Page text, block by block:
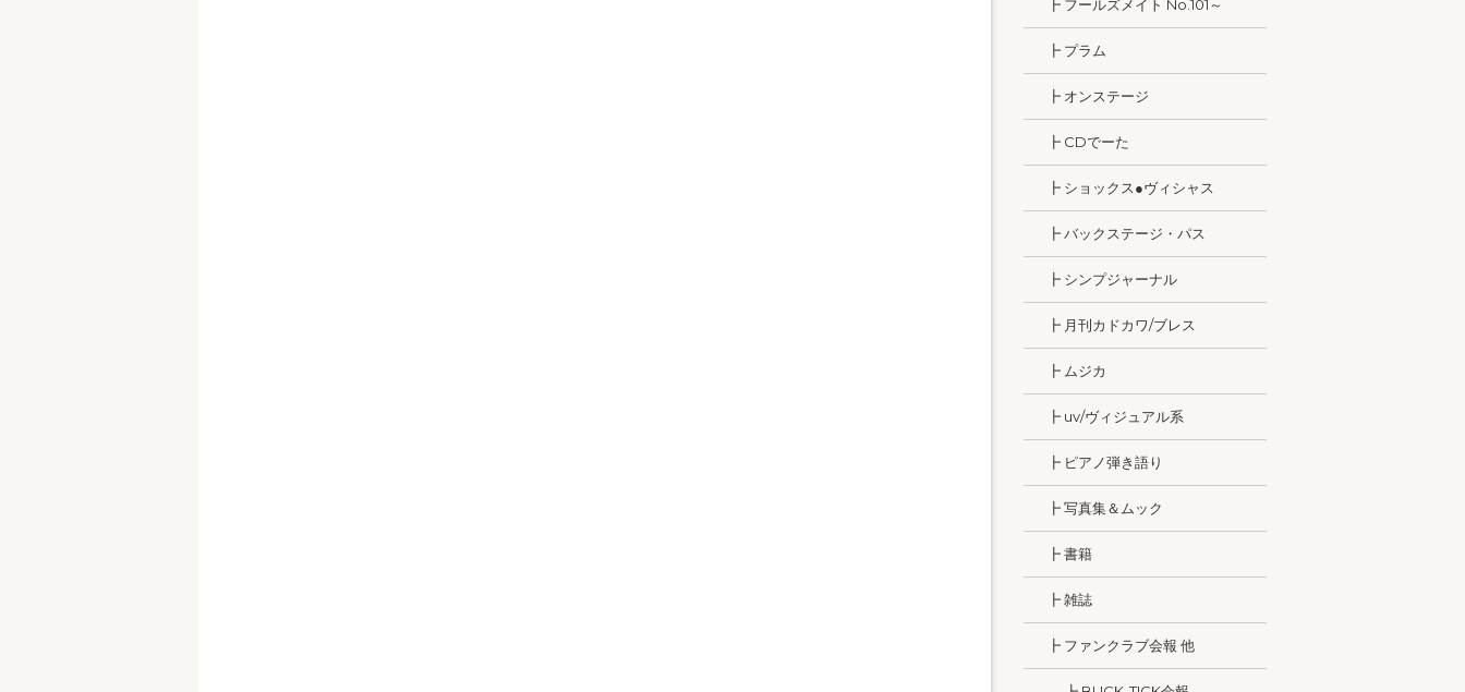
┣ フールズメイト No.101～
┣ プラム
┣ オンステージ
┣ CDでーた
┣ ショックス●ヴィシャス
┣ バックステージ・パス
┣ シンプジャーナル
┣ 月刊カドカワ/ブレス
┣ ムジカ
┣ uv/ヴィジュアル系
┣ ピアノ弾き語り
┣ 写真集＆ムック
┣ 書籍
┣ 雑誌
┣ ファンクラブ会報 他